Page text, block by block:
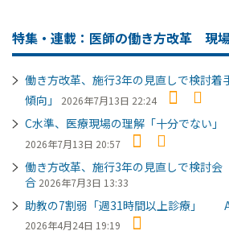
特集・連載：医師の働き方改革 現
働き方改革、施行3年の見直しで検討
傾向」
2026年7月13日 22:24
C水準、医療現場の理解「十分でな
2026年7月13日 20:57
働き方改革、施行3年の見直しで検討
合 2026年7月3日 13:33
助教の7割弱「週31時間以上診療」
2026年4月24日 19:19